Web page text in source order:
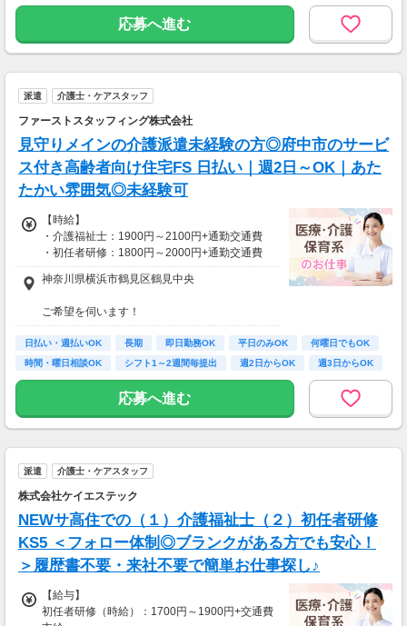
しっかり働く！週5フルタイムの場合
時給1800円×1日8時間×月22日＝31万6,800円
時給2100円×1日8時間×月22日＝36万9,600円
仕事以外の時間も確保＊週3日勤務の場合
時給1800円×1日8時間×月12日＝17万2,800円
時給2100円×1日8時間×月12日＝20万1,600円
マイカー・バイク・自転車での通勤も可能◎
※規定有、ご希望の際はご相談ください！
応募へ進む
派遣 介護士・ケアスタッフ
ファーストスタッフィング株式会社
見守りメインの介護派遣未経験の方◎府中市のサービ
ス付き高齢者向け住宅FS 日払い｜週2日～OK｜あた
たかい雰囲気◎未経験可
【時給】
・介護福祉士：1900円～2100円+通勤交通費
・初任者研修：1800円～2000円+通勤交通費
・無資格：1500円～+通勤交通費
*＊嬉しい日払いOK*
あなたの頑張りをきちんと評価します！
無理なく続けて昇給も可能＊
しっかり働く！週5フルタイムの場合
時給1800円×1日8時間×月22日＝31万6,800円
時給2100円×1日8時間×月22日＝36万9,600円
仕事以外の時間も確保＊週3日勤務の場合
時給1800円×1日8時間×月12日＝17万2,800円
時給2100円×1日8時間×月12日＝20万1,600円
※上記は日勤例
神奈川県横浜市鶴見区鶴見中央
ご希望を伺います！
※受動喫煙対策有（屋内禁煙）
車・バイク・自転車での通勤もOK
※規定があるので、ご希望の方はご相談くださ
い＊
日払い・週払いOK 長期 即日勤務OK 平日のみOK
何曜日でもOK
時間・曜日相談OK
シフト1～2週間毎提出 週2日からOK 週3日からOK
応募へ進む
派遣 介護士・ケアスタッフ
株式会社ケイエステック
NEWサ高住での（１）介護福祉士（２）初任者研修
KS5 ＜フォロー体制◎ブランクがある方でも安心！
＞履歴書不要・来社不要で簡単お仕事探し♪
【給与】
初任者研修（時給）：1700円～1900円+交通費